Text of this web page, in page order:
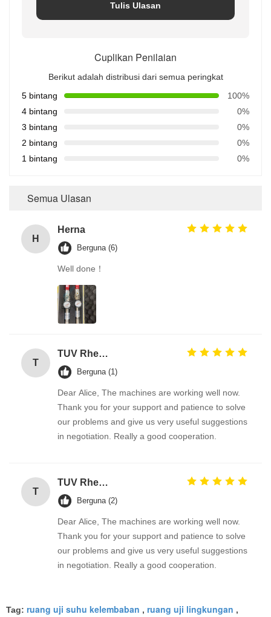
Tulis Ulasan
Cuplikan Penilaian
Berikut adalah distribusi dari semua peringkat
5 bintang
100%
4 bintang
0%
3 bintang
0%
2 bintang
0%
1 bintang
0%
Semua Ulasan
H
Herna
Berguna (6)
Well done！
T
TUV Rheinland
Berguna (1)
Dear Alice, The machines are working well now.
Thank you for your support and patience to solve
our problems and give us very useful suggestions
in negotiation. Really a good cooperation.
T
TUV Rheinland
Berguna (2)
Dear Alice, The machines are working well now.
Thank you for your support and patience to solve
our problems and give us very useful suggestions
in negotiation. Really a good cooperation.
Tag: ruang uji suhu kelembaban , ruang uji lingkungan ,